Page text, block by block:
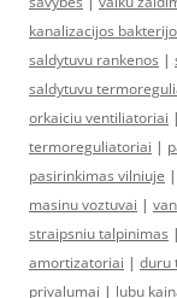
kanalizacijos
saldytuvu rankenos |
saldytuvu
orkaiciu ventiliatoriai |
termoreguliatoriai |
pasirinkimas vilniuje |
masinu voztuvai |
straipsniu talpinimas |
amortizatoriai | duru
privalumai | lubu